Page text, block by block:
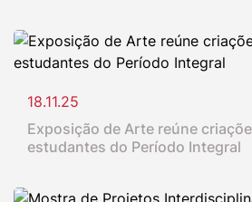
18.11.25
Exposição de Arte reúne
estudantes do Período Integral